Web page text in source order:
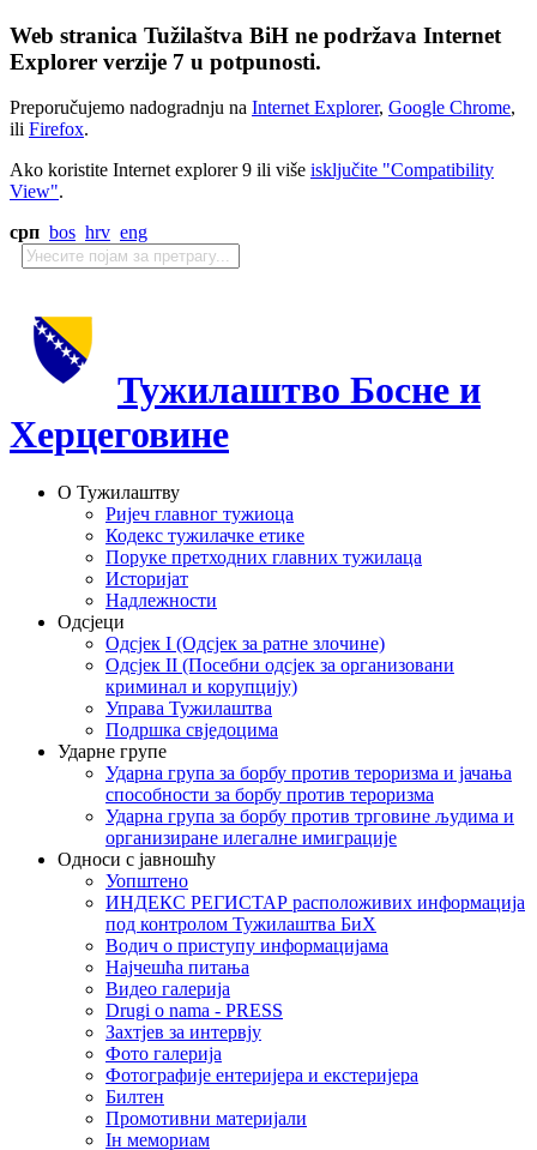
Web stranica Tužilaštva BiH ne podržava Internet
Explorer verzije 7 u potpunosti.
Preporučujemo nadogradnju na Internet Explorer, Google Chrome,
ili Firefox.
Ako koristite Internet explorer 9 ili više isključite "Compatibility
View".
срп bos hrv eng
Тужилаштво Босне и
Херцеговине
О Тужилаштву
Ријеч главног тужиоца
Кодекс тужилачке етике
Поруке претходних главних тужилаца
Историјат
Надлежности
Одсјеци
Одсјек I (Одсјек за ратне злочине)
Одсјек II (Посебни одсјек за организовани
криминал и корупцију)
Управа Тужилаштва
Подршка свједоцима
Ударне групе
Ударна група за борбу против тероризма и јачања
способности за борбу против тероризма
Ударна група за борбу против трговине људима и
организиране илегалне имиграције
Односи с јавношћу
Уопштено
ИНДЕКС РЕГИСТАР расположивих информација
под контролом Тужилаштва БиХ
Водич о приступу информацијама
Најчешћа питања
Видео галерија
Drugi o nama - PRESS
Захтјев за интервју
Фото галерија
Фотографије ентеријера и екстеријера
Билтен
Промотивни материјали
Iн мемориам